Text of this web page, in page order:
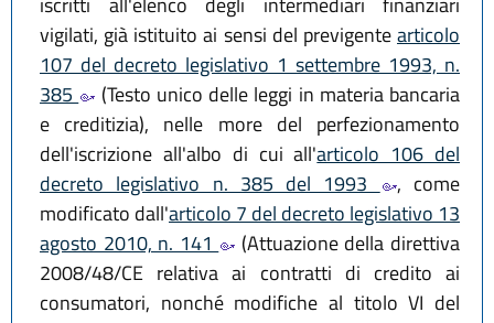
vigilati, già istituito ai sensi del previgentearticolo
107 del decreto legislativo 1 settembre 1993, n.
385
(Testo unico delle leggi in materia bancaria
e creditizia), nelle more del perfezionamento
dell'iscrizione all'albo di cui all'articolo 106 del
decreto legislativo n. 385 del 1993
, come
modificato dall'articolo 7 del decreto legislativo 13
agosto 2010, n. 141
(Attuazione della direttiva
2008/48/CE relativa ai contratti di credito ai
consumatori, nonché modifiche al titolo VI del